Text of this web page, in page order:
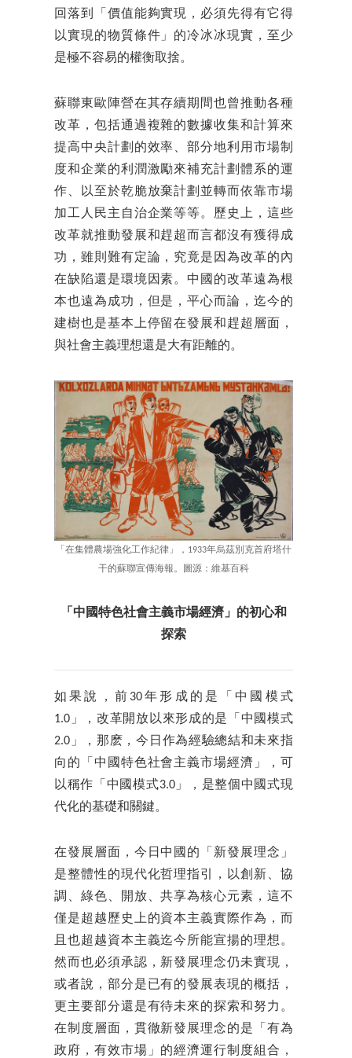
回落到「價值能夠實現，必須先得有它得
以實現的物質條件」的冷冰冰現實，至少
是極不容易的權衡取捨。
蘇聯東歐陣營在其存續期間也曾推動各種
改革，包括通過複雜的數據收集和計算來
提高中央計劃的效率、部分地利用市場制
度和企業的利潤激勵來補充計劃體系的運
作、以至於乾脆放棄計劃並轉而依靠市場
加工人民主自治企業等等。歷史上，這些
改革就推動發展和趕超而言都沒有獲得成
功，雖則難有定論，究竟是因為改革的內
在缺陷還是環境因素。中國的改革遠為根
本也遠為成功，但是，平心而論，迄今的
建樹也是基本上停留在發展和趕超層面，
與社會主義理想還是大有距離的。
「在集體農場強化工作紀律」，1933年烏茲別克首府塔什
干的蘇聯宣傳海報。圖源：維基百科
「中國特色社會主義市場經濟」的初心和
探索
如果說，前30年形成的是「中國模式
1.0」，改革開放以來形成的是「中國模式
2.0」，那麽，今日作為經驗總結和未來指
向的「中國特色社會主義市場經濟」，可
以稱作「中國模式3.0」，是整個中國式現
代化的基礎和關鍵。
在發展層面，今日中國的「新發展理念」
是整體性的現代化哲理指引，以創新、協
調、綠色、開放、共享為核心元素，這不
僅是超越歷史上的資本主義實際作為，而
且也超越資本主義迄今所能宣揚的理想。
然而也必須承認，新發展理念仍未實現，
或者說，部分是已有的發展表現的概括，
更主要部分還是有待未來的探索和努力。
在制度層面，貫徹新發展理念的是「有為
政府，有效市場」的經濟運行制度組合，